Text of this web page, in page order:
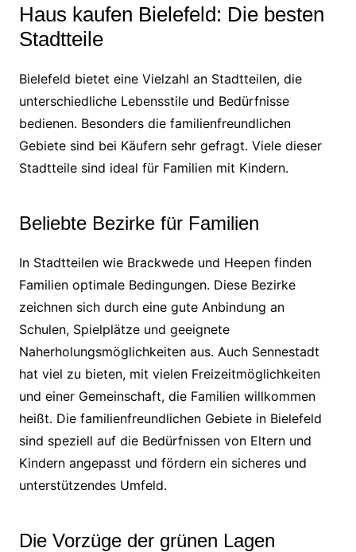
Haus kaufen Bielefeld: Die besten
Stadtteile
Bielefeld bietet eine Vielzahl an Stadtteilen, die
unterschiedliche Lebensstile und Bedürfnisse
bedienen. Besonders die familienfreundlichen
Gebiete sind bei Käufern sehr gefragt. Viele dieser
Stadtteile sind ideal für Familien mit Kindern.
Beliebte Bezirke für Familien
In Stadtteilen wie Brackwede und Heepen finden
Familien optimale Bedingungen. Diese Bezirke
zeichnen sich durch eine gute Anbindung an
Schulen, Spielplätze und geeignete
Naherholungsmöglichkeiten aus. Auch Sennestadt
hat viel zu bieten, mit vielen Freizeitmöglichkeiten
und einer Gemeinschaft, die Familien willkommen
heißt. Die familienfreundlichen Gebiete in Bielefeld
sind speziell auf die Bedürfnissen von Eltern und
Kindern angepasst und fördern ein sicheres und
unterstützendes Umfeld.
Die Vorzüge der grünen Lagen